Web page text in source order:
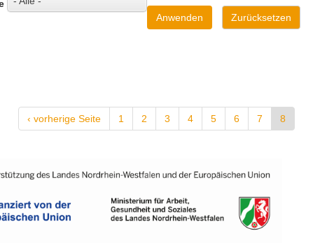
Anwenden
Zurücksetzen
‹ vorherige Seite 1 2 3 4 5 6 7 8